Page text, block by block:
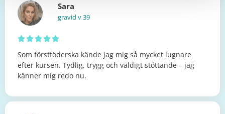
Sara
gravid v 39

Som förstföderska kände jag mig så mycket lugnare
efter kursen. Tydlig, trygg och väldigt stöttande – jag
känner mig redo nu.